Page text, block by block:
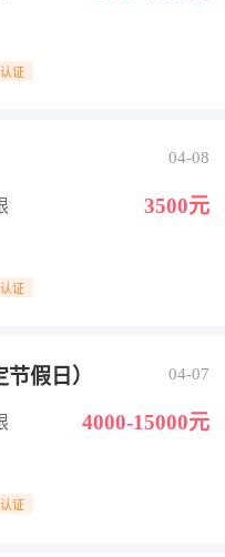
认证
04-08
3500元
认证
假日） 04-07
4000-15000元
认证